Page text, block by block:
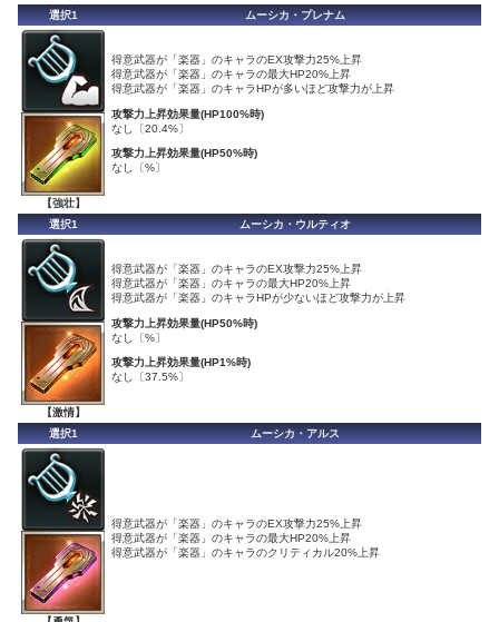
選択1 ムーシカ・プレナム
【強壮】
得意武器が「楽器」のキャラのEX攻撃力25%上昇
得意武器が「楽器」のキャラの最大HP20%上昇
得意武器が「楽器」のキャラHPが多いほど攻撃力が上昇
攻撃力上昇効果量(HP100%時)
なし〔20.4%〕
攻撃力上昇効果量(HP50%時)
なし〔%〕
選択1 ムーシカ・ウルティオ
【激情】
得意武器が「楽器」のキャラのEX攻撃力25%上昇
得意武器が「楽器」のキャラの最大HP20%上昇
得意武器が「楽器」のキャラHPが少ないほど攻撃力が上昇
攻撃力上昇効果量(HP50%時)
なし〔%〕
攻撃力上昇効果量(HP1%時)
なし〔37.5%〕
選択1 ムーシカ・アルス
得意武器が「楽器」のキャラのEX攻撃力25%上昇
得意武器が「楽器」のキャラの最大HP20%上昇
得意武器が「楽器」のキャラのクリティカル20%上昇